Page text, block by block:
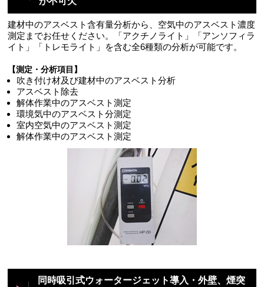
建材中のアスベスト含有量分析から、空気中のアスベスト濃度
測定までお任せください。「アクチノライト」「アンソフィラ
イト」「トレモライト」を含む全6種類の分析が可能です。
【測定・分析項目】
吹き付け材及び建材中のアスベスト分析
アスベスト除去
解体作業中のアスベスト測定
環境気中のアスベスト分測定
室内空気中のアスベスト測定
解体作業中のアスベスト測定
同時吸引式ウォータージェット導入・外壁、煙突